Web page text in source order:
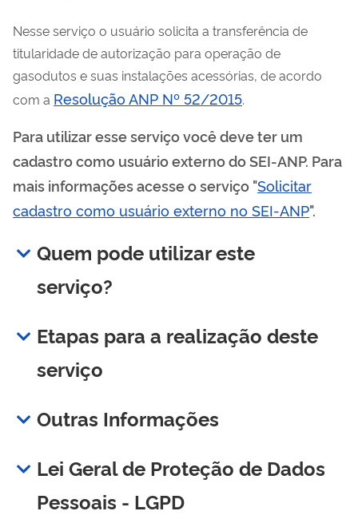
Nesse serviço o usuário solicita a transferência de
titularidade de autorização para operação de
gasodutos e suas instalações acessórias, de acordo
com a Resolução ANP Nº 52/2015.
Para utilizar esse serviço você deve ter um
cadastro como usuário externo do SEI-ANP. Para
mais informações acesse o serviço "Solicitar
cadastro como usuário externo no SEI-ANP".
Quem pode utilizar este
serviço?
Etapas para a realização deste
serviço
Outras Informações
Lei Geral de Proteção de Dados
Pessoais - LGPD